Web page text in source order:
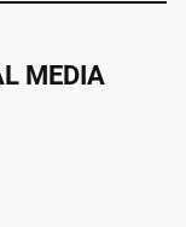
MEDIA